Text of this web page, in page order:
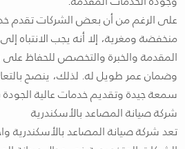
على الرغم من أن بعض الشركات تقدم
منخفضة ومغرية، إلا أنه يجب الانتباه
المقدمة والخبرة والتخصص للحفاظ
وضمان عمر طويل له. لذلك، ينصح
سمعة جيدة وتقديم خدمات عالية الجودة
شركة صيانة المصاعد بالأسكندرية
تعد شركة صيانة المصاعد بالأسكندرية